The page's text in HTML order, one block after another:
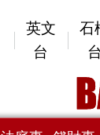
英文
台
石
台